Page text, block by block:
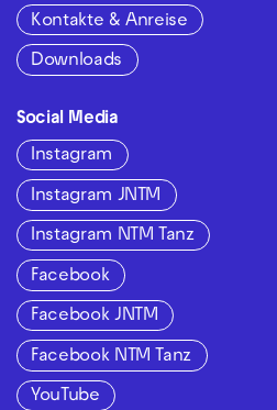
Kontakte & Anreise
Downloads
Social Media
Instagram
Instagram JNTM
Instagram NTM Tanz
Facebook
Facebook JNTM
Facebook NTM Tanz
YouTube